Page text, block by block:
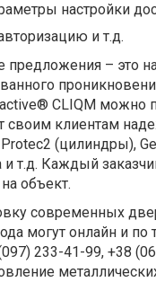
настройки
и т.д.
предложения – это
CLIQM можно
своим клиентам
(цилиндры),
и т.д. Каждый
объект.
современных
могут онлайн и
233-41-99, +38